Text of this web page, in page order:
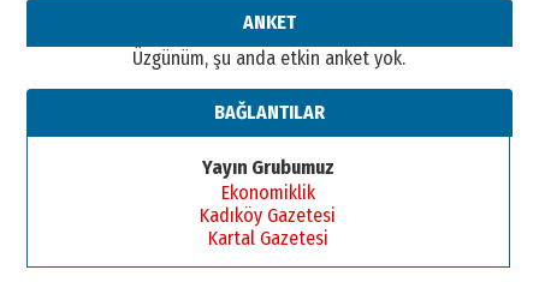
gönül adamı Faruk Terzioğlu!
Başkan Sekmen’den Erzurum’a
bir vizyon proje daha!
02 Ağustos 2026 Pazar
ANKET
Üzgünüm, şu anda etkin anket yok.
BAĞLANTILAR
Yayın Grubumuz
Ekonomiklik
Kadıköy Gazetesi
Kartal Gazetesi